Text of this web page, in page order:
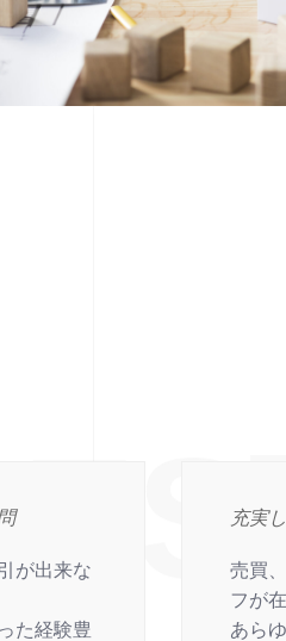
が出来な
た経験豊
充実
売買
フが
あら